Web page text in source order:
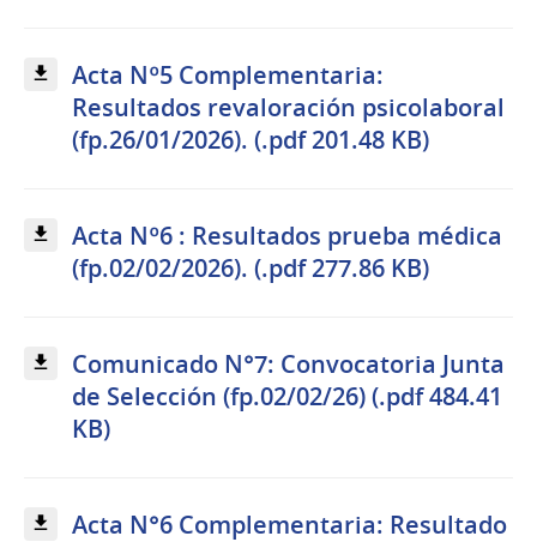
Acta Nº5 Complementaria:
Resultados revaloración psicolaboral
(fp.26/01/2026). (.pdf 201.48 KB)
Acta Nº6 : Resultados prueba médica
(fp.02/02/2026). (.pdf 277.86 KB)
Comunicado N°7: Convocatoria Junta
de Selección (fp.02/02/26) (.pdf 484.41
KB)
Acta N°6 Complementaria: Resultado